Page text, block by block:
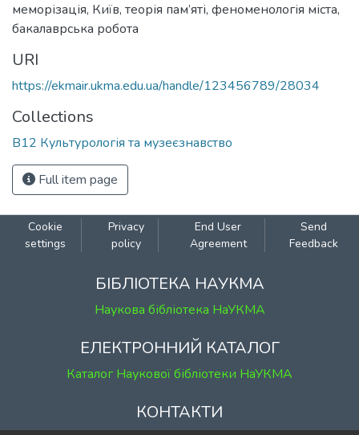
меморізація, Київ, теорія пам’яті, феноменологія міста,
бакалаврська робота
URI
https://ekmair.ukma.edu.ua/handle/123456789/28034
Collections
B12 Культурологія та музеєзнавство
Full item page
Cookie
settings
Privacy
policy
End User
Agreement
Send
Feedback
БІБЛІОТЕКА НАУКМА
Наукова бібліотека НаУКМА
ЕЛЕКТРОННИЙ КАТАЛОГ
Каталог Наукової бібліотеки НаУКМА
КОНТАКТИ